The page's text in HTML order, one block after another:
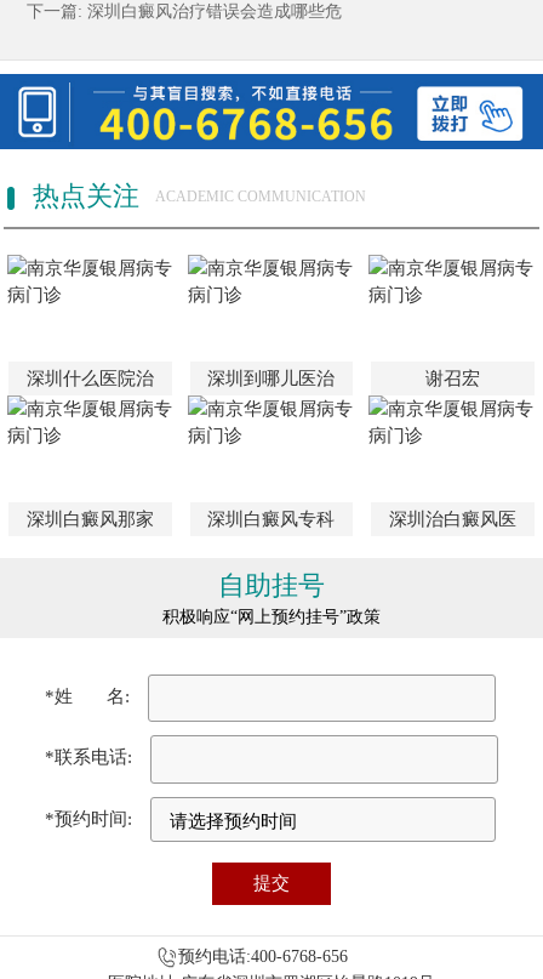
下一篇: 深圳白癜风治疗错误会造成哪些危
热点关注 ACADEMIC COMMUNICATION
深圳什么医院治 深圳到哪儿医治 谢召宏
深圳白癜风那家 深圳白癜风专科 深圳治白癜风医
自助挂号
积极响应“网上预约挂号”政策
*姓 名:
*联系电话:
*预约时间:
预约电话:400-6768-656